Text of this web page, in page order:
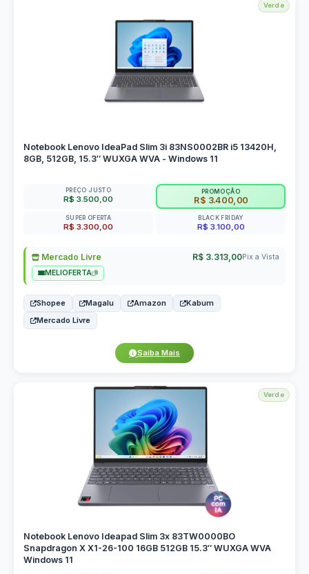
Verde
Notebook Lenovo IdeaPad Slim 3i 83NS0002BR i5 13420H,
8GB, 512GB, 15.3″ WUXGA WVA - Windows 11
PREÇO JUSTO
R$ 3.500,00
PROMOÇÃO
R$ 3.400,00
SUPER OFERTA
R$ 3.300,00
BLACK FRIDAY
R$ 3.100,00
Mercado Livre R$ 3.313,00Pix a Vista
MELIOFERTA
Shopee Magalu Amazon
Kabum
Mercado Livre
Saiba Mais
Verde
Notebook Lenovo Ideapad Slim 3x 83TW0000BO
Snapdragon X X1-26-100 16GB 512GB 15.3″ WUXGA WVA
Windows 11